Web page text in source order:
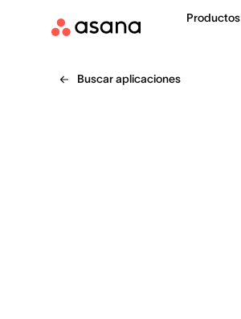
Productos
Buscar aplicaciones